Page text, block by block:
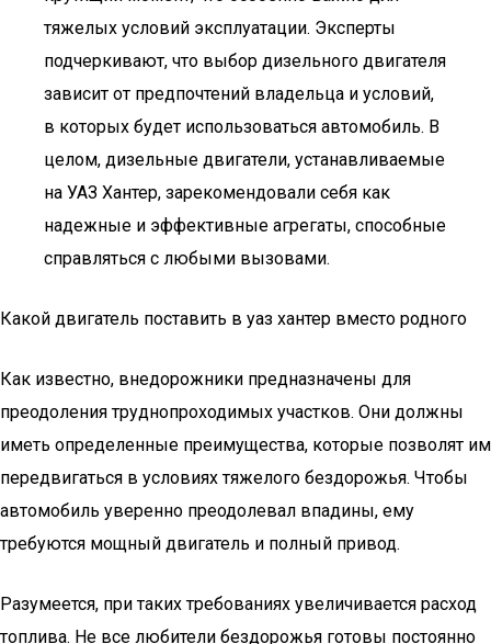
тяжелых условий эксплуатации. Эксперты
подчеркивают, что выбор дизельного двигателя
зависит от предпочтений владельца и условий,
в которых будет использоваться автомобиль. В
целом, дизельные двигатели, устанавливаемые
на УАЗ Хантер, зарекомендовали себя как
надежные и эффективные агрегаты, способные
справляться с любыми вызовами.
Какой двигатель поставить в уаз хантер вместо родного
Как известно, внедорожники предназначены для
преодоления труднопроходимых участков. Они должны
иметь определенные преимущества, которые позволят им
передвигаться в условиях тяжелого бездорожья. Чтобы
автомобиль уверенно преодолевал впадины, ему
требуются мощный двигатель и полный привод.
Разумеется, при таких требованиях увеличивается расход
топлива. Не все любители бездорожья готовы постоянно